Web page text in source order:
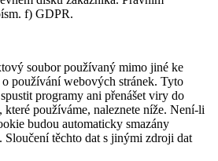
f) GDPR.
soubor používaný mimo jiné ke
používání webových stránek. Tyto
programy ani přenášet viry do
které používáme, naleznete níže. Není-li
budou automaticky smazány
Sloučení těchto dat s jinými zdroji dat